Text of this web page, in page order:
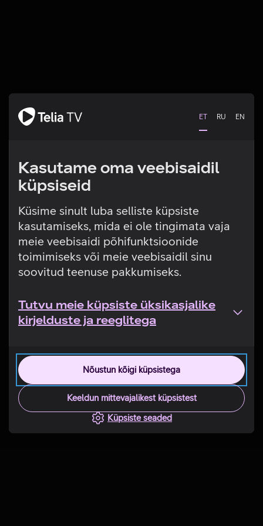
ET RU EN
Kasutame oma veebisaidil
küpsiseid
Küsime sinult luba selliste küpsiste
kasutamiseks, mida ei ole tingimata vaja
meie veebisaidi põhifunktsioonide
toimimiseks või meie veebisaidil sinu
soovitud teenuse pakkumiseks.
Tutvu meie küpsiste üksikasjalike
kirjelduste ja reeglitega
Nõustun kõigi küpsistega
Keeldun mittevajalikest küpsistest
Küpsiste seaded
Tehniline viga